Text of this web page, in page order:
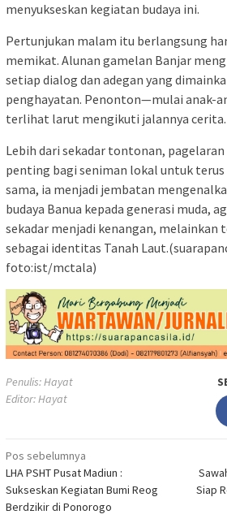
menyukseskan kegiatan budaya ini.
Pertunjukan malam itu berlangsung
memikat. Alunan gamelan Banjar
setiap dialog dan adegan yang
penghayatan. Penonton—mulai anak-
terlihat larut mengikuti jalannya cerita.
Lebih dari sekadar tontonan,
penting bagi seniman lokal untuk terus
sama, ia menjadi jembatan
budaya Banua kepada generasi muda,
sekadar menjadi kenangan, melainkan
sebagai identitas Tanah
foto:ist/mctala)
Penulis: Hayat
Editor: Hayat
Navigasi
pos
Pos sebelumnya
LHA PSHT Pusat Madiun :
Sukseskan Kegiatan Bumi Reog
Berdzikir di Ponorogo
Siap